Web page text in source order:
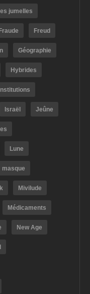
jumelles
Freud
Géographie
Hybrides
Israël Jeûne
Lune
masque
Mivilude
Médicaments
New Age